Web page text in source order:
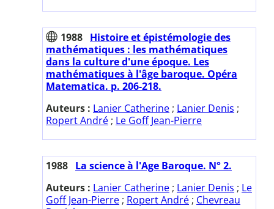
1988 Histoire et épistémologie des
mathématiques : les mathématiques
dans la culture d'une époque. Les
mathématiques à l'âge baroque. Opéra
Matematica. p. 206-218.
Auteurs : Lanier Catherine ; Lanier Denis ;
Ropert André ; Le Goff Jean-Pierre
1988 La science à l'Age Baroque. N° 2.
Auteurs : Lanier Catherine ; Lanier Denis ; Le
Goff Jean-Pierre ; Ropert André ; Chevreau